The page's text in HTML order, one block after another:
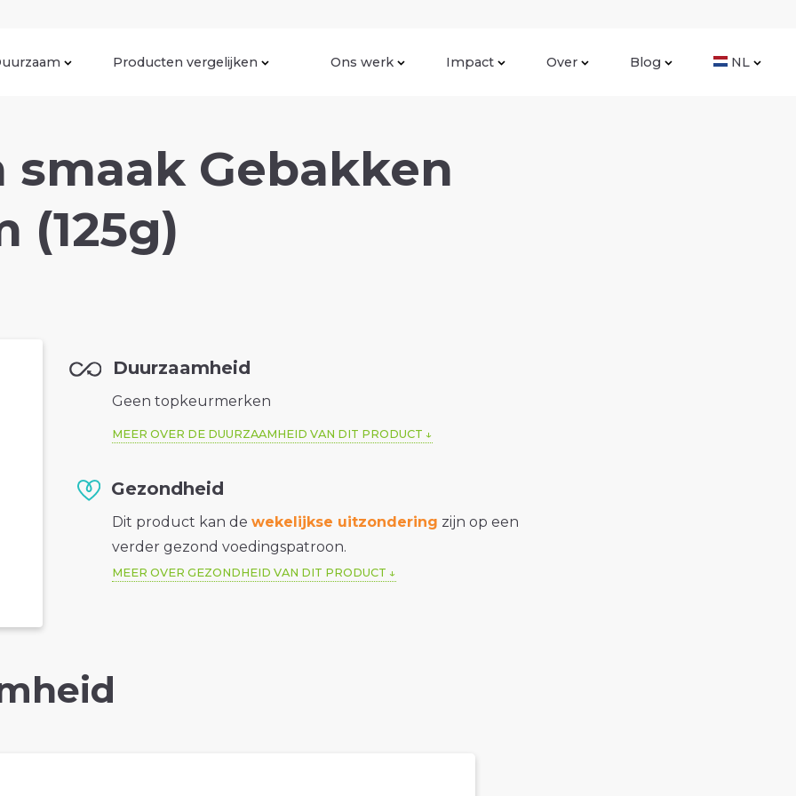
Producten vergelijken Ons werk Impact Over Blog NL
smaak Gebakken
(125g)
Duurzaamheid
Geen topkeurmerken
MEER OVER DE DUURZAAMHEID VAN DIT PRODUCT
Gezondheid
Dit product kan dewekelijkse uitzondering zijn op een
verder gezond voedingspatroon.
MEER OVER GEZONDHEID VAN DIT PRODUCT